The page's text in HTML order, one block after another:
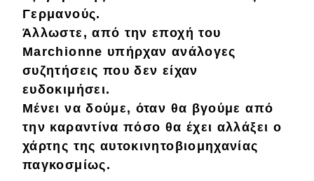
Test Drive
Δοκιμή
Αποστολή
Συγκρίνουμε
Γερμανούς.
Άλλωστε, από την εποχή του
Marchionne υπήρχαν ανάλογες
συζητήσεις που δεν είχαν
ευδοκιμήσει.
Μένει να δούμε, όταν θα βγούμε από
την καραντίνα πόσο θα έχει αλλάξει ο
χάρτης της αυτοκινητοβιομηχανίας
παγκοσμίως.